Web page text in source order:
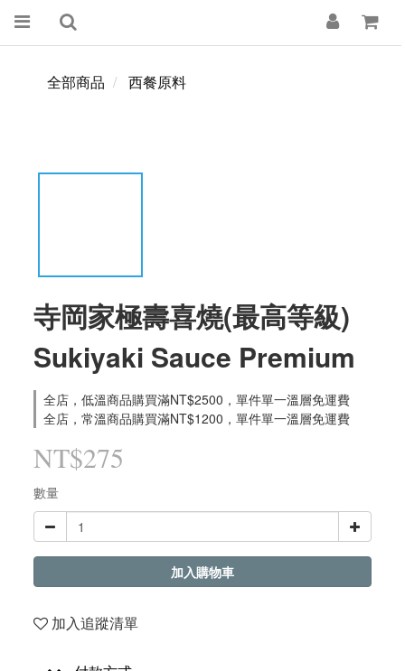
全部商品 西餐原料
寺岡家極壽喜燒(最高等級)
Sukiyaki Sauce Premium
全店，低溫商品購買滿NT$2500，單件單一溫層免運費
全店，常溫商品購買滿NT$1200，單件單一溫層免運費
NT$275
數量
加入購物車
加入追蹤清單